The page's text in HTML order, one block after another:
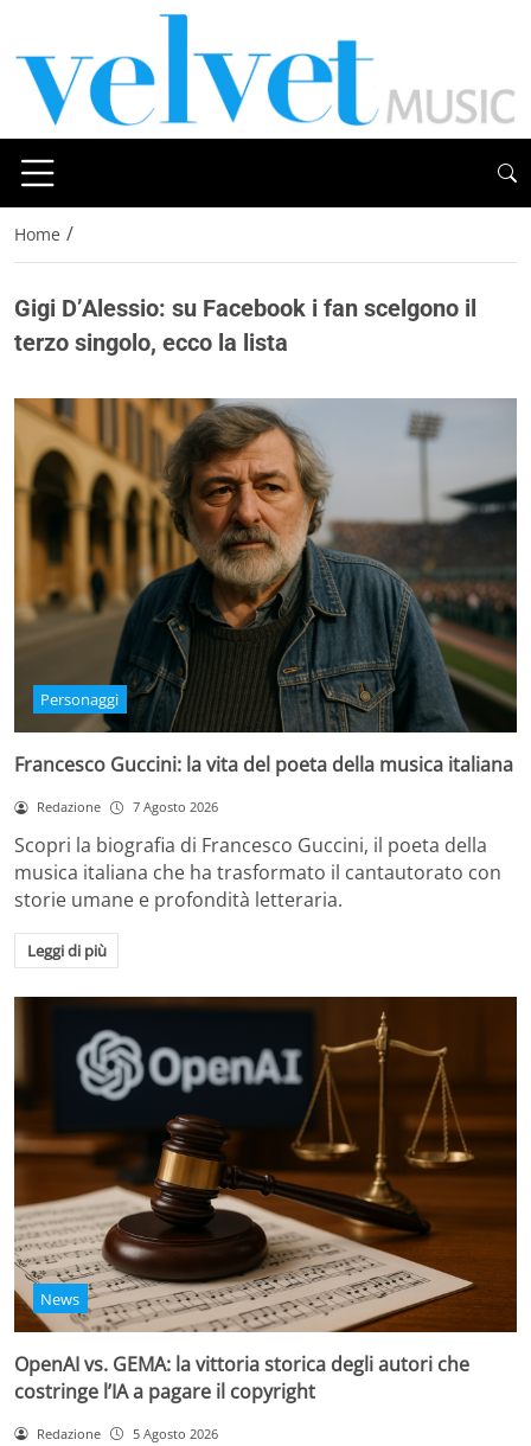
Home /
Gigi D’Alessio: su Facebook i fan scelgono il
terzo singolo, ecco la lista
Personaggi
Francesco Guccini: la vita del poeta della musica italiana
Redazione 7 Agosto 2026
Scopri la biografia di Francesco Guccini, il poeta della
musica italiana che ha trasformato il cantautorato con
storie umane e profondità letteraria.
Leggi di più
News
OpenAI vs. GEMA: la vittoria storica degli autori che
costringe l’IA a pagare il copyright
Redazione 5 Agosto 2026